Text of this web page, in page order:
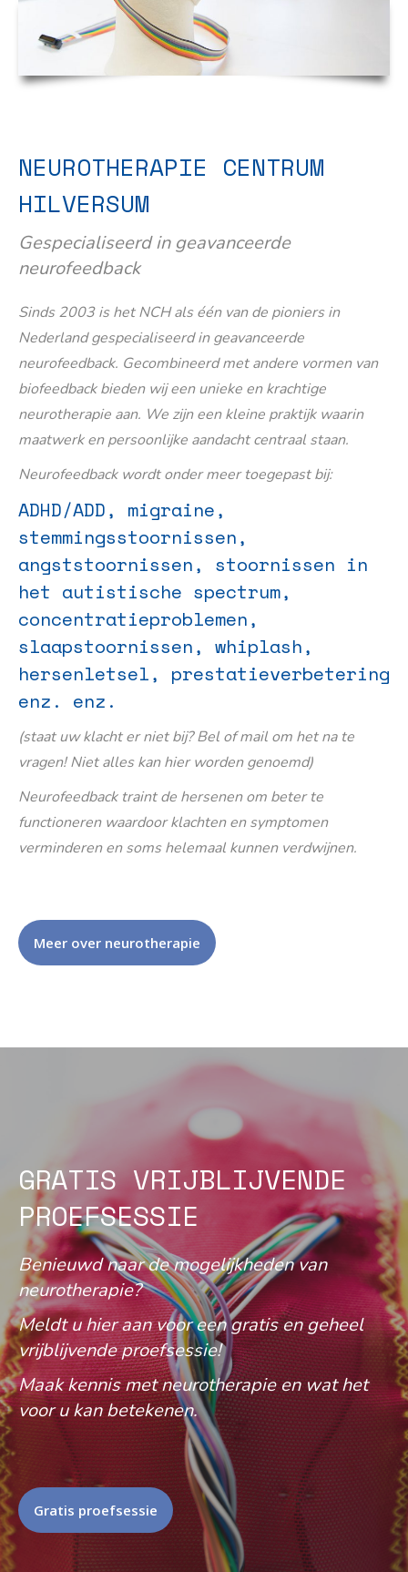
NEUROTHERAPIE CENTRUM
HILVERSUM
Gespecialiseerd in geavanceerde
neurofeedback
Sinds 2003 is het NCH als één van de pioniers in
Nederland gespecialiseerd in geavanceerde
neurofeedback. Gecombineerd met andere vormen van
biofeedback bieden wij een unieke en krachtige
neurotherapie aan. We zijn een kleine praktijk waarin
maatwerk en persoonlijke aandacht centraal staan.
Neurofeedback wordt onder meer toegepast bij:
ADHD/ADD, migraine,
stemmingsstoornissen,
angststoornissen, stoornissen in
het autistische spectrum,
concentratieproblemen,
slaapstoornissen, whiplash,
hersenletsel, prestatieverbetering
enz. enz.
(staat uw klacht er niet bij? Bel of mail om het na te
vragen! Niet alles kan hier worden genoemd)
Neurofeedback traint de hersenen om beter te
functioneren waardoor klachten en symptomen
verminderen en soms helemaal kunnen verdwijnen.
Meer over neurotherapie
GRATIS VRIJBLIJVENDE
PROEFSESSIE
Benieuwd naar de mogelijkheden van
neurotherapie?
Meldt u hier aan voor een gratis en geheel
vrijblijvende proefsessie!
Maak kennis met neurotherapie en wat het
voor u kan betekenen.
Gratis proefsessie